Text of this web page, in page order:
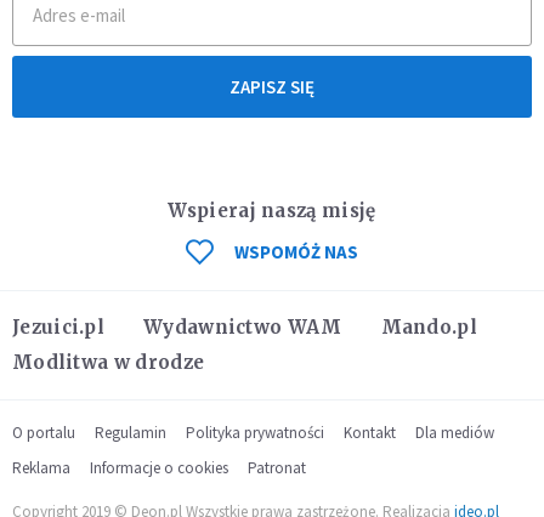
ZAPISZ SIĘ
Jezuici.pl Wydawnictwo WAM
Mando.pl
Modlitwa w drodze
Wspieraj naszą misję
WSPOMÓŻ NAS
O portalu Regulamin Polityka prywatności Kontakt
Dla mediów
Reklama
Informacje o cookies Patronat
Copyright 2019 © Deon.pl Wszystkie prawa zastrzeżone. Realizacja ideo.pl